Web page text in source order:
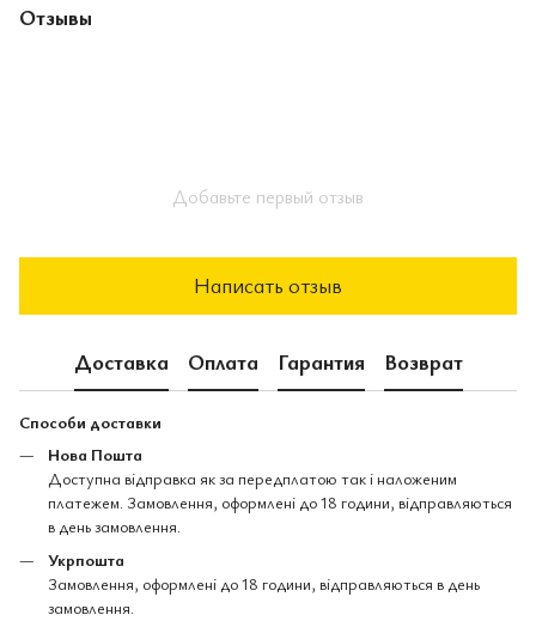
Отзывы
Добавьте первый отзыв
Написать отзыв
Доставка Оплата Гарантия Возврат
Способи доставки
Нова Пошта
Доступна відправка як за передплатою так і наложеним
платежем. Замовлення, оформлені до 18 години, відправляються
в день замовлення.
Укрпошта
Замовлення, оформлені до 18 години, відправляються в день
замовлення.